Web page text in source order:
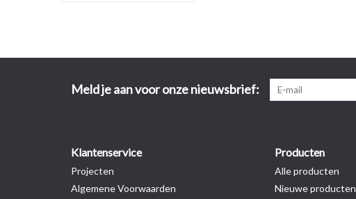
Meld je aan voor onze nieuwsbrief:
Klantenservice
Projecten
Algemene Voorwaarden
Producten
Alle producten
Nieuwe producten